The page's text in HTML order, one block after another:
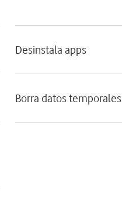
Desinstala apps
Borra datos temporales